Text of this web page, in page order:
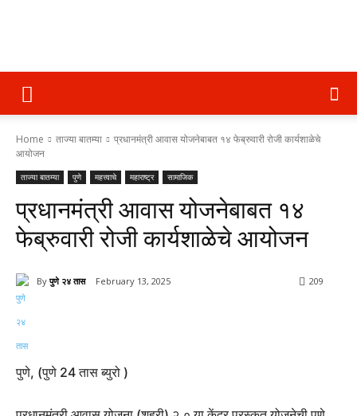
पुणे
२४
तास
Home ताज्या बातम्या
प्रधानमंत्री आवास योजनेबाबत १४ फेब्रुवारी रोजी कार्यशाळेचे
आयोजन
ताज्या बातम्या पुणे महत्त्वाचे महाराष्ट्र सामाजिक
प्रधानमंत्री आवास योजनेबाबत १४
फेब्रुवारी रोजी कार्यशाळेचे आयोजन
By पुणे २४ तास February 13, 2025 209
पुणे, (पुणे 24 तास ब्युरो )